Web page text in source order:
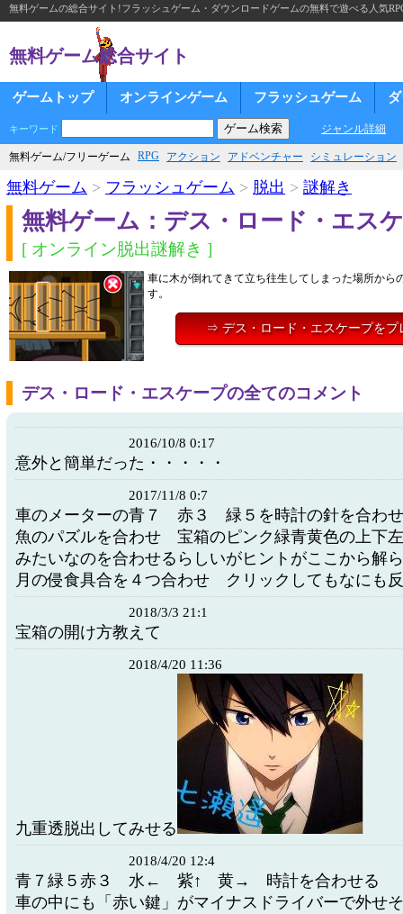
無料ゲームの総合サイト!フラッシュゲーム・ダウンロードゲームの無料で遊べる人気
無料ゲーム総合サイト
ゲームトップ オンラインゲーム フラッシュゲーム
キーワード ジャンル詳細
無料ゲーム/フリーゲーム RPG アクション アドベンチャー シミュレーション
無料ゲーム > フラッシュゲーム > 脱出 > 謎解き
無料ゲーム：デス・ロード・エス
[ オンライン脱出謎解き ]
車に木が倒れてきて立ち往生してしまった場所から
す。
⇒ デス・ロード・エスケープをプ
デス・ロード・エスケープの全てのコメント
2016/10/8 0:17
意外と簡単だった・・・・・
2017/11/8 0:7
車のメーターの青７ 赤３ 緑５を時計の針を合わ
魚のパズルを合わせ 宝箱のピンク緑青黄色の上下
みたいなのを合わせるらしいがヒントがここから解
月の侵食具合を４つ合わせ クリックしてもなにも
2018/3/3 21:1
宝箱の開け方教えて
2018/4/20 11:36
九重透脱出してみせる
2018/4/20 12:4
青７緑５赤３ 水← 紫↑ 黄→ 時計を合わせる
車の中にも「赤い鍵」がマイナスドライバーで外せ